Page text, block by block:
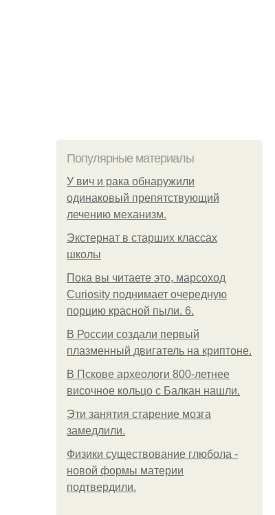
Популярные материалы
У вич и рака обнаружили
одинаковый препятствующий
лечению механизм.
Экстернат в старших классах
школы
Пока вы читаете это, марсоход
Curiosity поднимает очередную
порцию красной пыли. 6.
В России создали первый
плазменный двигатель на криптоне.
В Пскове археологи 800-летнее
височное кольцо с Балкан нашли.
Эти занятия старение мозга
замедлили.
Физики существование глюбола -
новой формы материи
подтвердили.